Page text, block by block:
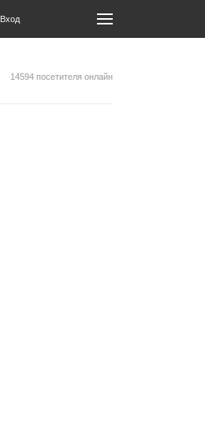
Вход
14594 посетителя онлайн